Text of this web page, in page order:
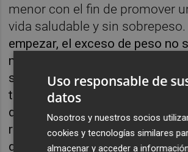
menor con el fin de promover
vida saludable y sin sobrepeso.
empezar, el exceso de peso no
muchos casos como un
señala que uno de cada tres
tienen un hijo con obesidad no
de ello y casi la mitad piensan
resolverá de forma espontánea,
que no existe evidencia
Uso responsable de
datos
Nosotros y nuestros socios
cookies y tecnologías similares
almacenar y acceder a